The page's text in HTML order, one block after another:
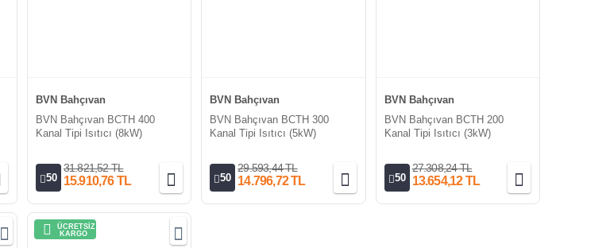
BVN Bahçıvan
BVN Bahçıvan BCTH 400
Kanal Tipi Isıtıcı (8kW)
50
31.821,52 TL
15.910,76 TL
BVN Bahçıvan
BVN Bahçıvan BCTH 300
Kanal Tipi Isıtıcı (5kW)
50
29.593,44 TL
14.796,72 TL
BVN Bahçıvan
BVN Bahçıvan BCTH 200
Kanal Tipi Isıtıcı (3kW)
50
27.308,24 TL
13.654,12 TL
ÜCRETSİZ
KARGO